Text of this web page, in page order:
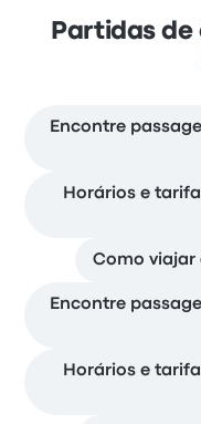
Partidas de
Encontre
Horários e
Como viajar
Encontre
Horários e